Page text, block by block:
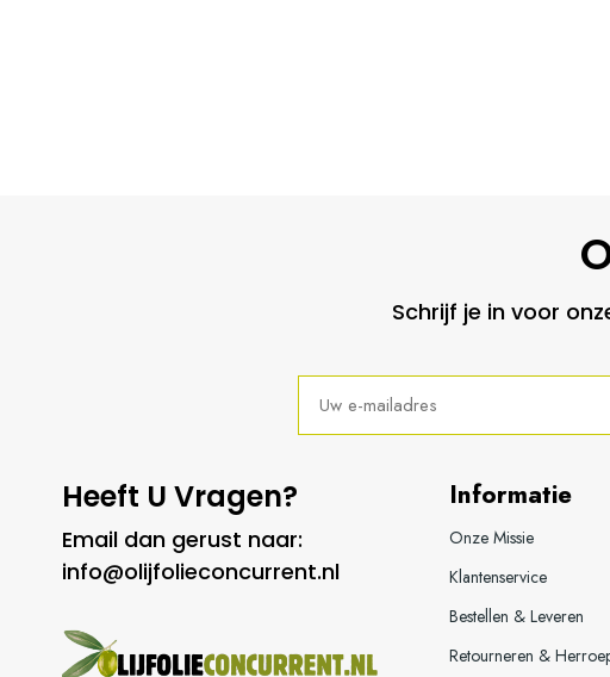
Schrijf je in voor
Heeft U Vragen?
Email dan gerust naar:
info@olijfolieconcurrent.nl
Informatie
Onze Missie
Klantenservice
Bestellen & Leveren
Retourneren &